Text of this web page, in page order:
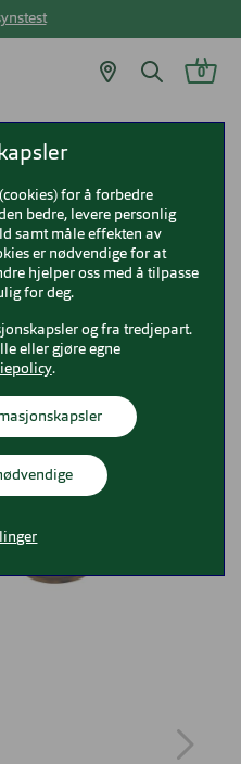
0
New
for å forbedre
bedre, levere personlig
samt måle effekten av
er nødvendige for at
hjelper oss med å tilpasse
for deg.
og fra tredjepart.
eller gjøre egne
.